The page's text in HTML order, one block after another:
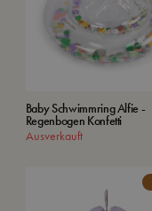
Baby Schwimmring Alfie -
Regenbogen Konfetti
Ausverkauft